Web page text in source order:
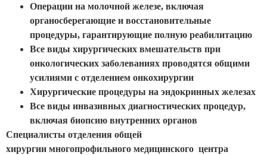
Операции на молочной железе, включая
органосберегающие и восстановительные
процедуры, гарантирующие полную реабилитацию
Все виды хирургических вмешательств при
онкологических заболеваниях проводятся общими
усилиями с отделением онкохирургии
Хирургические процедуры на эндокринных железах
Все виды инвазивных диагностических процедур,
включая биопсию внутренних органов
Специалисты отделения общей
хирургии многопрофильного медицинского центра